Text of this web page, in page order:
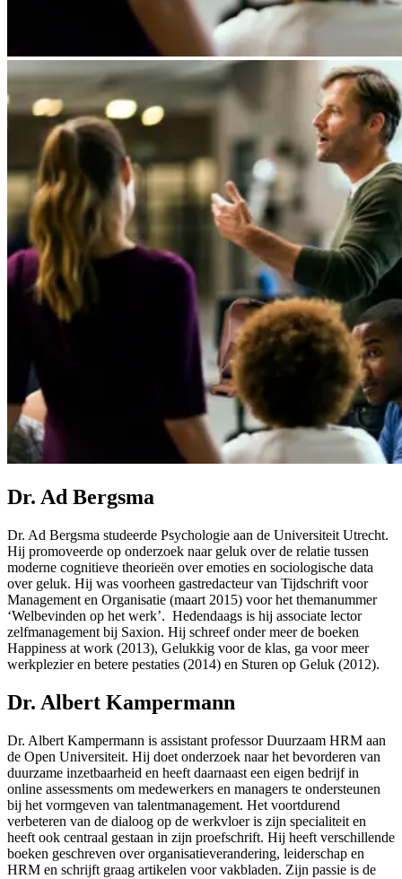
Dr. Ad Bergsma
Dr. Ad Bergsma studeerde Psychologie aan de Universiteit Utrecht.
Hij promoveerde op onderzoek naar geluk over de relatie tussen
moderne cognitieve theorieën over emoties en sociologische data
over geluk. Hij was voorheen gastredacteur van Tijdschrift voor
Management en Organisatie (maart 2015) voor het themanummer
‘Welbevinden op het werk’. Hedendaags is hij associate lector
zelfmanagement bij Saxion. Hij schreef onder meer de boeken
Happiness at work (2013), Gelukkig voor de klas, ga voor meer
werkplezier en betere pestaties (2014) en Sturen op Geluk (2012).
Dr. Albert Kampermann
Dr. Albert Kampermann is assistant professor Duurzaam HRM aan
de Open Universiteit. Hij doet onderzoek naar het bevorderen van
duurzame inzetbaarheid en heeft daarnaast een eigen bedrijf in
online assessments om medewerkers en managers te ondersteunen
bij het vormgeven van talentmanagement. Het voortdurend
verbeteren van de dialoog op de werkvloer is zijn specialiteit en
heeft ook centraal gestaan in zijn proefschrift. Hij heeft verschillende
boeken geschreven over organisatieverandering, leiderschap en
HRM en schrijft graag artikelen voor vakbladen. Zijn passie is de